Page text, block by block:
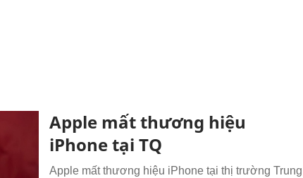
Apple mất thương hiệu
iPhone tại TQ
Apple mất thương hiệu iPhone tại thị trường Trung